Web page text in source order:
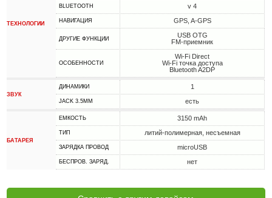
ТЕХНОЛОГИИ
BLUETOOTH v 4
НАВИГАЦИЯ GPS, A-GPS
ДРУГИЕ ФУНКЦИИ
USB OTG
FM-приемник
ОСОБЕННОСТИ
Wi-Fi Direct
Wi-Fi точка доступа
Bluetooth A2DP
ЗВУК
ДИНАМИКИ 1
JACK 3.5MM есть
БАТАРЕЯ
ЕМКОСТЬ 3150 mAh
ТИП литий-полимерная, несъемная
ЗАРЯДКА ПРОВОД microUSB
БЕСПРОВ. ЗАРЯД. нет